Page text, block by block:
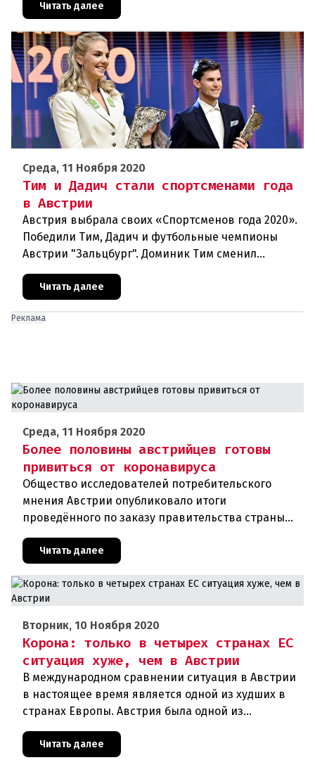
интернете с использованием искус
Читать далее
Среда, 11 Ноября 2020
Тим и Дадич стали спортсменами года
в Австрии
Австрия выбрала своих «Спортсменов года 2020».
Победили Тим, Дадич и футбольные чемпионы
Австрии "Зальцбург". Доминик Тим сменил
постоянного победителя Марселя Хиршера в
ранге Спортсмена года. На выбо
Читать далее
Реклама
Среда, 11 Ноября 2020
Более половины австрийцев готовы
привиться от коронавируса
Общество исследователей потребительского
мнения Австрии опубликовало итоги
проведённого по заказу правительства страны
соцопроса. В соответствии с ним около 54
процентов граждан республики хотят добро
Читать далее
Вторник, 10 Ноября 2020
Корона: только в четырех странах ЕС
ситуация хуже, чем в Австрии
В международном сравнении ситуация в Австрии
в настоящее время является одной из худших в
странах Европы. Австрия была одной из
образцовых стран во время первой волны
короны, но сейчас сильно отстает
Читать далее